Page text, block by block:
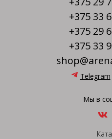
+375 33
+375 29
+375 33
Telegram
Мы в